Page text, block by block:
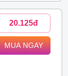
20.125đ
MUA NGAY